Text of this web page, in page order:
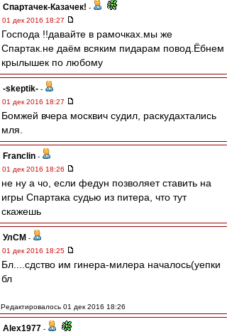
Спартачек-Казачек! -
01 дек 2016 18:27
Господа !!давайте в рамочках.мы же
Спартак.не даём всяким пидарам повод.Ёбнем
крылышек по любому
-skeptik- -
01 дек 2016 18:27
Бомжей вчера москвич судил, раскудахтались
мля.
Franclin -
01 дек 2016 18:26
не ну а чо, если федун позволяет ставить на
игры Спартака судью из питера, что тут
скажешь
УлСМ -
01 дек 2016 18:25
Бл....сдство им гинера-милера началось(уепки
бл
Редактировалось 01 дек 2016 18:26
Alex1977 -